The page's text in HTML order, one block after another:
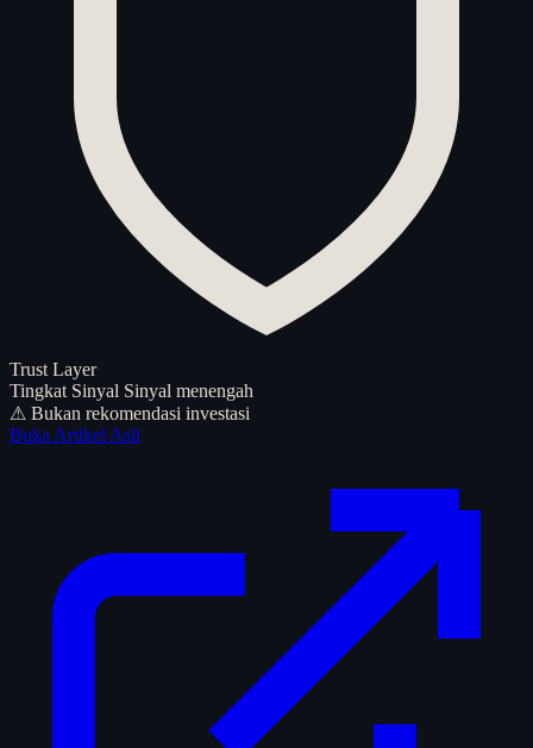
Trust Layer
Tingkat Sinyal Sinyal menengah
⚠ Bukan rekomendasi investasi
Buka Artikel Asli